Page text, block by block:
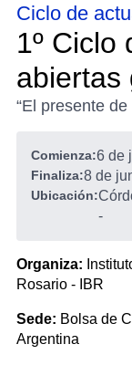
Ciclo de
1º Ciclo
abiertas
“El presente
Comienza:6 de
Finaliza:8 de
Ubicación:
-
Organiza:
Rosario - IBR
Sede: Bolsa de
Argentina